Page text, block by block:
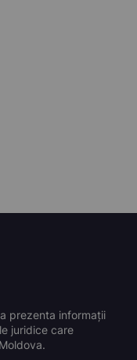
prezenta informații
juridice care